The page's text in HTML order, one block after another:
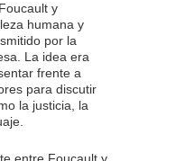
y
humana y
por la
La idea era
frente a
para discutir
la justicia, la